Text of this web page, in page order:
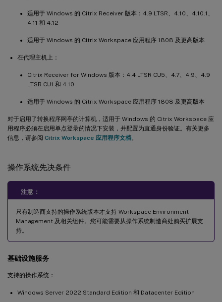
适用于 Windows 的 Citrix Receiver 版本：4.9 LTSR、4.10、4.10.1、
4.11 和 4.12
适用于 Windows 的 Citrix Workspace 应用程序 1808 及更高版本
在代理主机上：
Citrix Receiver for Windows 版本：4.4 LTSR CU5、4.7、4.9、4.9
LTSR CU1 和 4.10
适用于 Windows 的 Citrix Workspace 应用程序 1808 及更高版本
对于启用了转换程序网亭的计算机，适用于 Windows 的 Citrix Workspace 应
用程序必须在启用单点登录的情况下安装，并配置为直通身份验证。有关更多
信息，请参阅 Citrix Workspace 应用程序文档。
操作系统先决条件
注意：
只有制造商支持的操作系统版本才支持 Workspace Environment
Management 及相关组件。您可能需要从操作系统制造商处购买扩展支
持。
基础设施服务
支持的操作系统：
Windows Server 2022 Standard Edition 和 Datacenter Edition